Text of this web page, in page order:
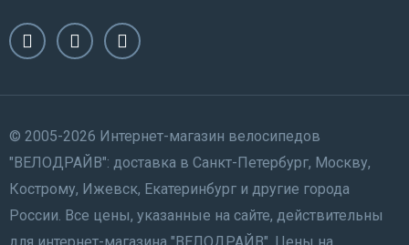
© 2005-2026 Интернет-магазин велосипедов
"ВЕЛОДРАЙВ": доставка в Санкт-Петербург, Москву,
Кострому, Ижевск, Екатеринбург и другие города
России. Все цены, указанные на сайте, действительны